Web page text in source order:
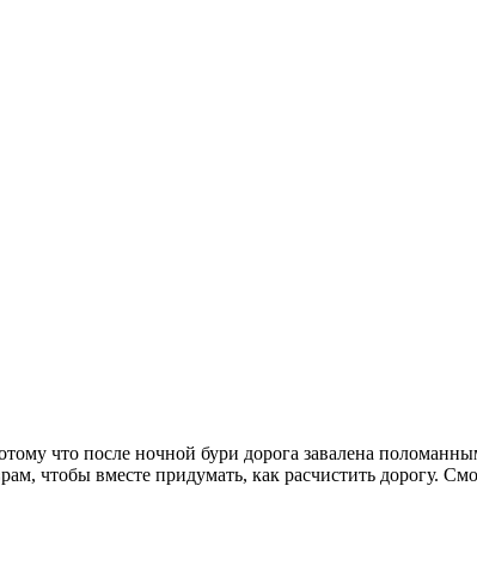
что после ночной бури дорога завалена
чтобы вместе придумать, как расчистить дорогу.